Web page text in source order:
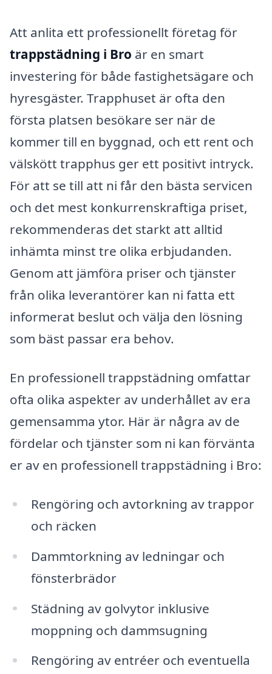
Att anlita ett professionellt företag för
trappstädning i Bro är en smart
investering för både fastighetsägare och
hyresgäster. Trapphuset är ofta den
första platsen besökare ser när de
kommer till en byggnad, och ett rent och
välskött trapphus ger ett positivt intryck.
För att se till att ni får den bästa servicen
och det mest konkurrenskraftiga priset,
rekommenderas det starkt att alltid
inhämta minst tre olika erbjudanden.
Genom att jämföra priser och tjänster
från olika leverantörer kan ni fatta ett
informerat beslut och välja den lösning
som bäst passar era behov.
En professionell trappstädning omfattar
ofta olika aspekter av underhållet av era
gemensamma ytor. Här är några av de
fördelar och tjänster som ni kan förvänta
er av en professionell trappstädning i Bro:
Rengöring och avtorkning av trappor
och räcken
Dammtorkning av ledningar och
fönsterbrädor
Städning av golvytor inklusive
moppning och dammsugning
Rengöring av entréer och eventuella